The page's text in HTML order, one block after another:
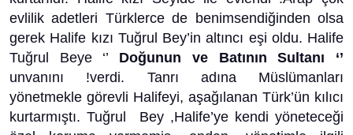
evlilik adetleri Türklerce de benimsendiğinden olsa
gerek Halife kızı Tuğrul Bey’in altıncı eşi oldu. Halife
Tuğrul Beye ‘’ Doğunun ve Batının Sultanı ‘’
unvanını
!verdi. Tanrı adına Müslümanları
yönetmekle görevli Halifeyi, aşağılanan Türk’ün kılıcı
kurtarmıştı. Tuğrul Bey ,Halife’ye kendi yöneteceği